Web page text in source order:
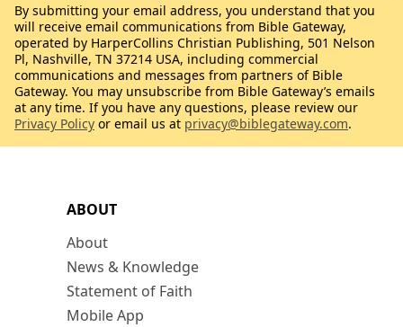
ABOUT
About
News & Knowledge
Statement of Faith
Mobile App
By submitting your email address, you understand that you
will receive email communications from Bible Gateway,
operated by HarperCollins Christian Publishing, 501 Nelson
Pl, Nashville, TN 37214 USA, including commercial
communications and messages from partners of Bible
Gateway. You may unsubscribe from Bible Gateway’s emails
at any time. If you have any questions, please review our
Privacy Policy or email us at privacy@biblegateway.com.